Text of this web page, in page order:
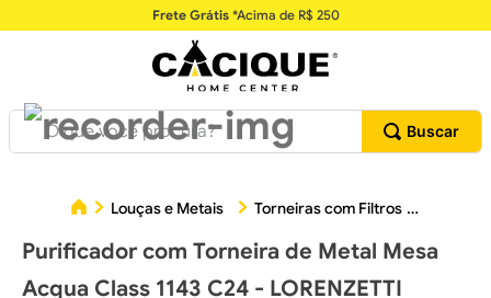
Frete Grátis*Acima de R$ 250
O que você procura?
Louças e Metais Torneiras com Filtros
Purificador com Torneira de Metal Mesa
Acqua Class 1143 C24 - LORENZETTI